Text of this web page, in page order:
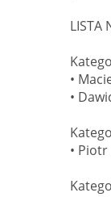
LISTA
•
•
•